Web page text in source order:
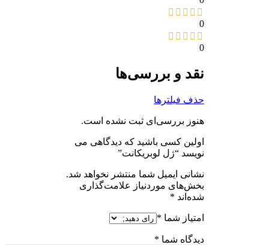
نقد و بررسی‌ها
حذف فیلترها
هنوز بررسی‌ای ثبت نشده است.
اولین کسی باشید که دیدگاهی می
نویسد “ژل لوبریکانت”
نشانی ایمیل شما منتشر نخواهد شد.
بخش‌های موردنیاز علامت‌گذاری
شده‌اند*
امتیاز شما*
دیدگاه شما*